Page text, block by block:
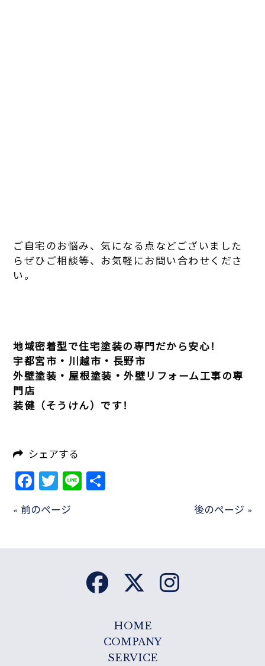
ご自宅のお悩み、気になる点などございました
らぜひご相談等、お気軽にお問い合わせくださ
い。
地域密着型で住宅塗装の専門だから安心！
宇都宮市・川越市・長野市
外壁塗装・屋根塗装・外壁リフォーム工事の専
門店
装健（そうけん）です！
シェアする
Facebook
Twitter
Line
« 前のページ 後のページ »
HOME
COMPANY
SERVICE